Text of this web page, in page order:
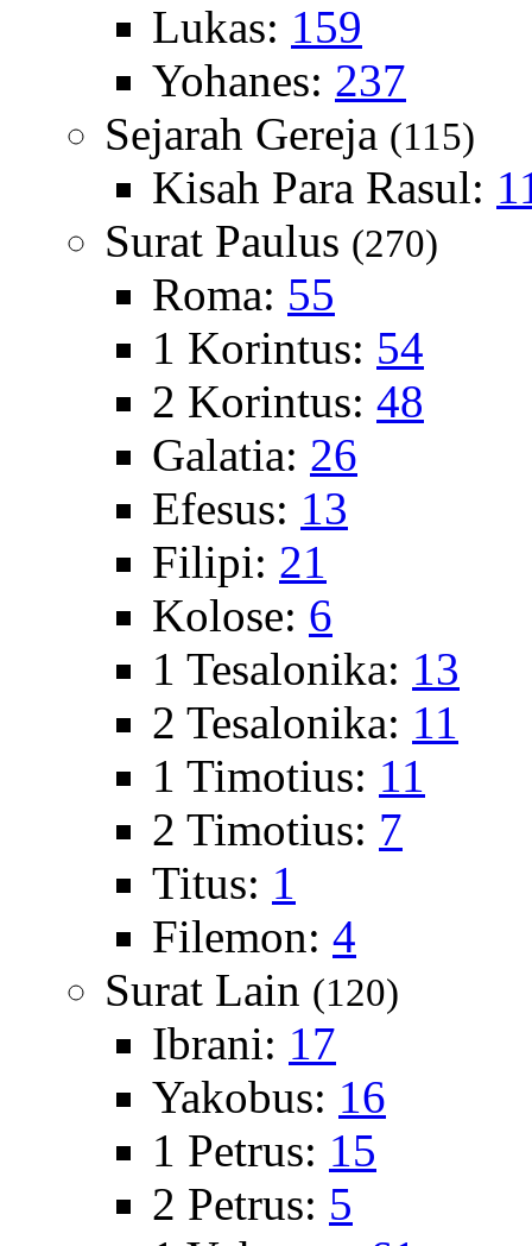
Lukas: 159
Yohanes: 237
Sejarah Gereja (115)
Kisah Para Rasul:
Surat Paulus (270)
Roma: 55
1 Korintus: 54
2 Korintus: 48
Galatia: 26
Efesus: 13
Filipi: 21
Kolose: 6
1 Tesalonika: 13
2 Tesalonika: 11
1 Timotius: 11
2 Timotius: 7
Titus: 1
Filemon: 4
Surat Lain (120)
Ibrani: 17
Yakobus: 16
1 Petrus: 15
2 Petrus: 5